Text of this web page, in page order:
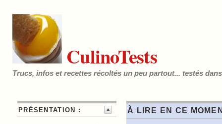
CulinoTests
Trucs, infos et recettes récoltés un peu partout... testés
PRÉSENTATION : À LIRE EN CE